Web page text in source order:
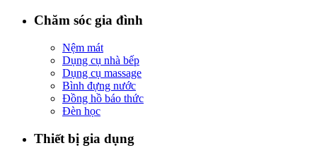
Chăm sóc gia đình
Nệm mát
Dụng cụ nhà bếp
Dụng cụ massage
Bình đựng nước
Đồng hồ báo thức
Đèn học
Thiết bị gia dụng